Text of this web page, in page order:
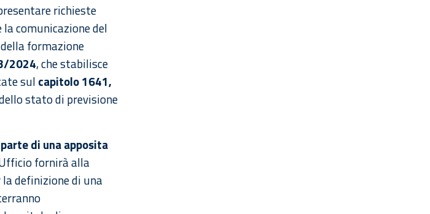
richieste
comunicazione del
formazione
2024, che stabilisce
sul capitolo 1641,
stato di previsione
di una apposita
fornirà alla
definizione di una